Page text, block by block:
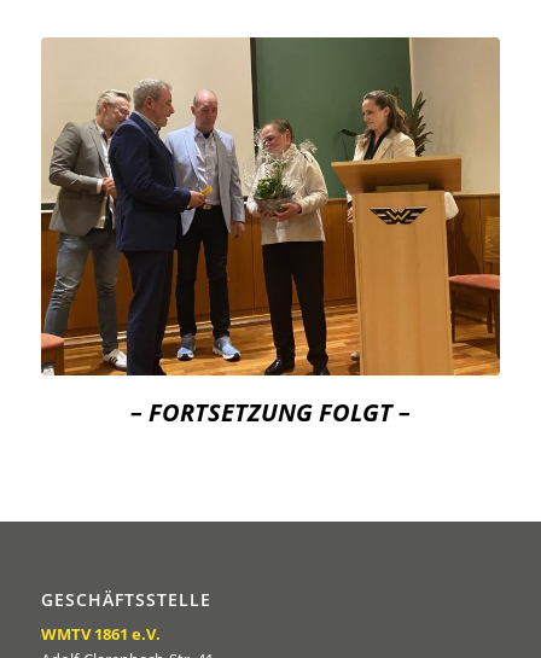
– FORTSETZUNG FOLGT –
GESCHÄFTSSTELLE
WMTV 1861 e.V.